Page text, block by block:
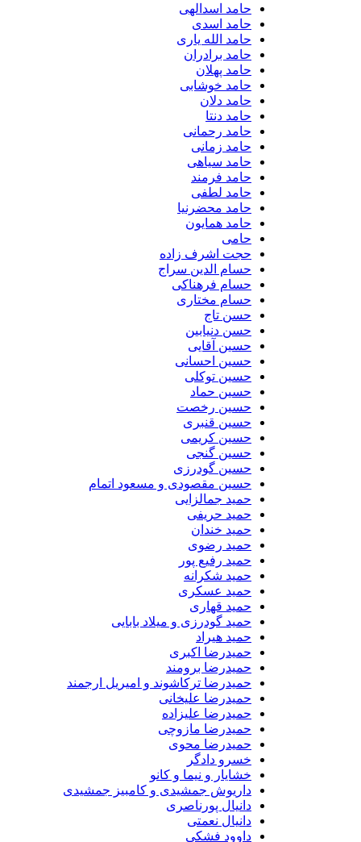
حامد اسدالهی
حامد اسدی
حامد الله یاری
حامد برادران
حامد پهلان
حامد خوشابی
حامد دلان
حامد دنتا
حامد رحمانی
حامد زمانی
حامد سیاهی
حامد فرمند
حامد لطفی
حامد محضرنیا
حامد همایون
حجت اشرف زاده
حسام الدین سراج
حسام فرهناکی
حسام مختاری
حسن تاج
حسن دنیابین
حسین آقایی
حسین احسانی
حسین توکلی
حسین حماد
حسین رخصت
حسین قنبری
حسین کریمی
حسین گنجی
حسین گودرزی
حسین مقصودی و مسعود اتمام
حمید جمالزایی
حمید حریفی
حمید خندان
حمید رضوی
حمید رفیع پور
حمید شکرانه
حمید عسکری
حمید قهاری
حمید گودرزی و میلاد بابایی
حمید هیراد
حمیدرضا اکبری
حمیدرضا برومند
حمیدرضا ترکاشوند و امیریل ارجمند
حمیدرضا علیخانی
حمیدرضا علیزاده
حمیدرضا مازوچی
حمیدرضا محوی
خسرو دادگر
خشایار و نیما و کانو
داریوش جمشیدی و کامبیز جمشیدی
دانیال پورناصری
دانیال نعمتی
داوود فشکی